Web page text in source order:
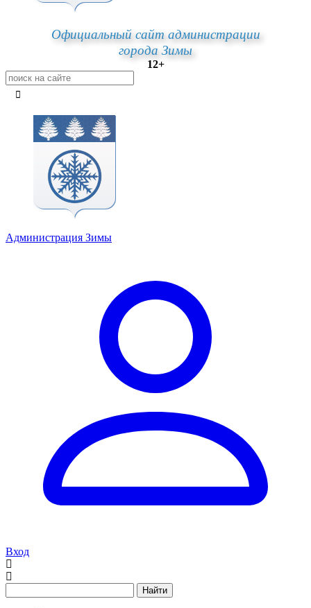
Официальный сайт администрации
города Зимы
12+
Администрация Зимы
Вход
Найти